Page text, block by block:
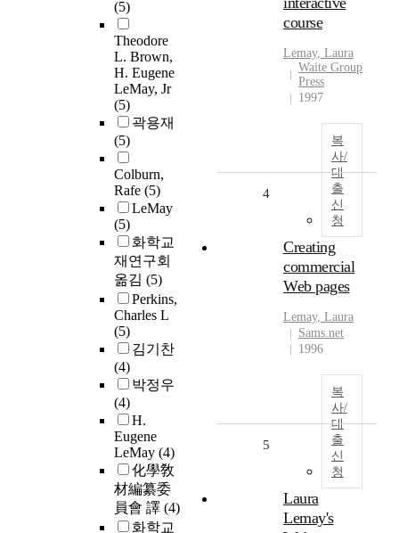
(5)
Theodore
L. Brown,
H. Eugene
LeMay, Jr
(5)
곽용재
(5)
Colburn,
Rafe (5)
LeMay
(5)
화학교
재연구회
옮김 (5)
Perkins,
Charles L
(5)
김기찬
(4)
박정우
(4)
H.
Eugene
LeMay (4)
化學敎
材編纂委
員會 譯 (4)
화학교
course
Lemay, Laura
Waite Group
Press
1997
복
사/
대
출
신
청
4
Creating
commercial
Web pages
Lemay, Laura
Sams.net
1996
복
사/
대
출
신
청
5
Laura
Lemay's